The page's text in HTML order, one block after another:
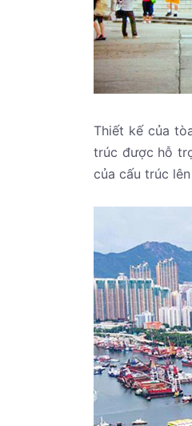
Thiết kế của
trúc được hỗ
của cấu trúc